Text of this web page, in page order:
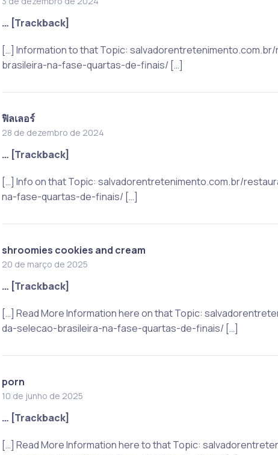
… [Trackback]
[…] Information to that Topic:
brasileira-na-fase-quartas-de-finais/ […]
ฟิลเลอร์
28 de dezembro de 2024
… [Trackback]
[…] Info on that Topic: salvadorentretenimento.com.br/
na-fase-quartas-de-finais/ […]
shroomies cookies and cream
20 de março de 2025
… [Trackback]
[…] Read More Information here on that Topic:
da-selecao-brasileira-na-fase-quartas-de-finais/ […]
porn
10 de junho de 2025
… [Trackback]
[…] Read More Information here to that Topic: